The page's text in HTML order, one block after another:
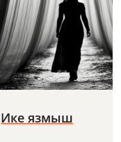
Ике язмыш